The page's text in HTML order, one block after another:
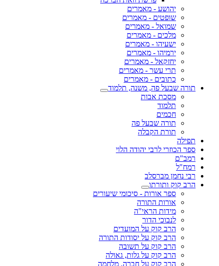
יהושע - מאמרים
שופטים - מאמרים
שמואל - מאמרים
מלכים - מאמרים
ישעיהו - מאמרים
ירמיהו - מאמרים
יחזקאל - מאמרים
תרי עשר - מאמרים
כתובים - מאמרים
תורה שבעל פה, משנה, תלמוד
מסכת אבות
תלמוד
חכמים
תורה שבעל פה
תורת הקבלה
תפילה
ספר הכוזרי לרבי יהודה הלוי
רמב"ם
רמח"ל
רבי נחמן מברסלב
הרב קוק ותורתו
ספר אורות - סיכומי שיעורים
אורות התורה
מידות הראי"ה
לנבוכי הדור
הרב קוק על המועדים
הרב קוק על יסודות התורה
הרב קוק על תשובה
הרב קוק על גלות, גאולה
הרב קוק על חברה, מלחמה